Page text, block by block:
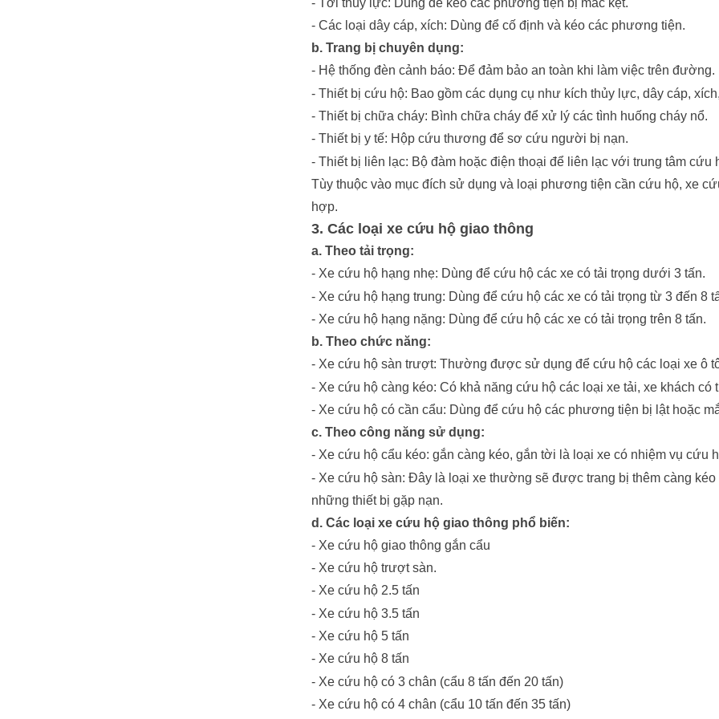
- Các loại dây cáp, xích: Dùng để cố định và kéo các phương tiện.
b. Trang bị chuyên dụng:
- Hệ thống đèn cảnh báo: Để đảm bảo an toàn khi làm việc trên đường.
- Thiết bị cứu hộ: Bao gồm các dụng cụ như kích thủy lực, dây cáp,
- Thiết bị chữa cháy: Bình chữa cháy để xử lý các tình huống cháy nổ.
- Thiết bị y tế: Hộp cứu thương để sơ cứu người bị nạn.
- Thiết bị liên lạc: Bộ đàm hoặc điện thoại để liên lạc với trung tâm cứu
Tùy thuộc vào mục đích sử dụng và loại phương tiện cần cứu hộ, xe
hợp.
3. Các loại xe cứu hộ giao thông
a. Theo tải trọng:
- Xe cứu hộ hạng nhẹ: Dùng để cứu hộ các xe có tải trọng dưới 3 tấn.
- Xe cứu hộ hạng trung: Dùng để cứu hộ các xe có tải trọng từ 3 đến 8
- Xe cứu hộ hạng nặng: Dùng để cứu hộ các xe có tải trọng trên 8 tấn.
b. Theo chức năng:
- Xe cứu hộ sàn trượt: Thường được sử dụng để cứu hộ các loại xe ô
- Xe cứu hộ càng kéo: Có khả năng cứu hộ các loại xe tải, xe khách có
- Xe cứu hộ có cần cẩu: Dùng để cứu hộ các phương tiện bị lật hoặc
c. Theo công năng sử dụng:
- Xe cứu hộ cẩu kéo: gắn càng kéo, gắn tời là loại xe có nhiệm vụ
- Xe cứu hộ sàn: Đây là loại xe thường sẽ được trang bị thêm càng
những thiết bị gặp nạn.
d. Các loại xe cứu hộ giao thông phổ biến:
- Xe cứu hộ giao thông gắn cẩu
- Xe cứu hộ trượt sàn.
- Xe cứu hộ 2.5 tấn
- Xe cứu hộ 3.5 tấn
- Xe cứu hộ 5 tấn
- Xe cứu hộ 8 tấn
- Xe cứu hộ có 3 chân (cẩu 8 tấn đến 20 tấn)
- Xe cứu hộ có 4 chân (cẩu 10 tấn đến 35 tấn)